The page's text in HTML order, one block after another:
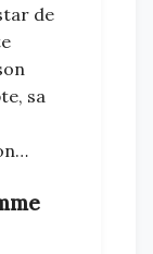
de
sa